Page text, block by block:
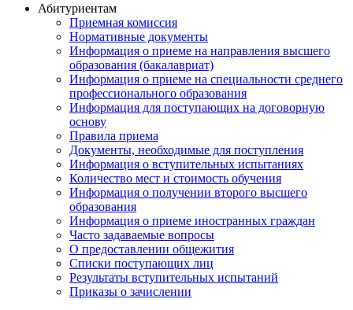
Абитуриентам
Приемная комиссия
Нормативные документы
Информация о приеме на направления высшего
образования (бакалавриат)
Информация о приеме на специальности среднего
профессионального образования
Информация для поступающих на договорную
основу
Правила приема
Документы, необходимые для поступления
Информация о вступительных испытаниях
Количество мест и стоимость обучения
Информация о получении второго высшего
образования
Информация о приеме иностранных граждан
Часто задаваемые вопросы
О предоставлении общежития
Списки поступающих лиц
Результаты вступительных испытаний
Приказы о зачислении